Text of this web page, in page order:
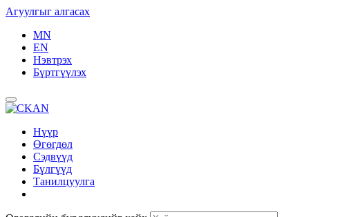
Агуулгыг алгасах
MN
EN
Нэвтрэх
Бүртгүүлэх
Нүүр
Өгөгдөл
Сэдвүүд
Бүлгүүд
Танилцуулга